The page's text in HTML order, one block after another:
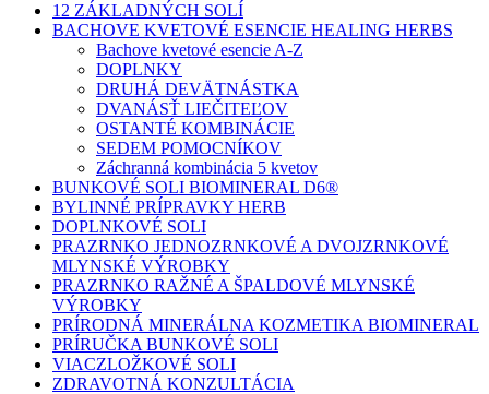
12 ZÁKLADNÝCH SOLÍ
BACHOVE KVETOVÉ ESENCIE HEALING HERBS
Bachove kvetové esencie A-Z
DOPLNKY
DRUHÁ DEVÄTNÁSTKA
DVANÁSŤ LIEČITEĽOV
OSTANTÉ KOMBINÁCIE
SEDEM POMOCNÍKOV
Záchranná kombinácia 5 kvetov
BUNKOVÉ SOLI BIOMINERAL D6®
BYLINNÉ PRÍPRAVKY HERB
DOPLNKOVÉ SOLI
PRAZRNKO JEDNOZRNKOVÉ A DVOJZRNKOVÉ
MLYNSKÉ VÝROBKY
PRAZRNKO RAŽNÉ A ŠPALDOVÉ MLYNSKÉ
VÝROBKY
PRÍRODNÁ MINERÁLNA KOZMETIKA BIOMINERAL
PRÍRUČKA BUNKOVÉ SOLI
VIACZLOŽKOVÉ SOLI
ZDRAVOTNÁ KONZULTÁCIA